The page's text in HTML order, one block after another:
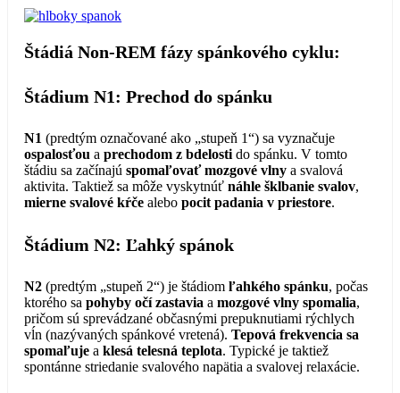
Štádiá Non-REM fázy spánkového cyklu:
Štádium N1: Prechod do spánku
N1 (predtým označované ako „stupeň 1“) sa vyznačuje
ospalosťou aprechodom z bdelosti do spánku. V tomto
štádiu sa začínajúspomaľovať mozgové vlny a svalová
aktivita. Taktiež sa môže vyskytnúťnáhle šklbanie svalov,
mierne svalové kŕče alebopocit padania v priestore.
Štádium N2: Ľahký spánok
N2 (predtým „stupeň 2“) je štádiomľahkého spánku, počas
ktorého sapohyby očí zastavia amozgové vlny spomalia,
pričom sú sprevádzané občasnými prepuknutiami rýchlych
vĺn (nazývaných spánkové vretená).Tepová frekvencia sa
spomaľuje aklesá telesná teplota. Typické je taktiež
spontánne striedanie svalového napätia a svalovej relaxácie.